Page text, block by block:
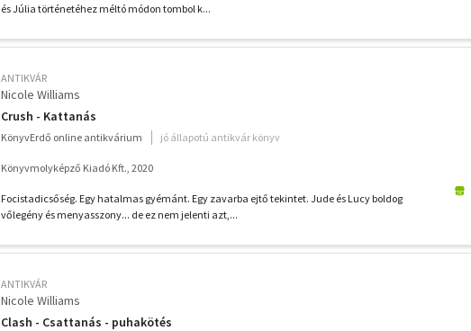
és Júlia történetéhez méltó módon tombol k...
ANTIKVÁR
Nicole Williams
Crush - Kattanás
KönyvErdő online antikvárium jó állapotú antikvár könyv
Könyvmolyképző Kiadó Kft., 2020
Focistadicsőség. Egy hatalmas gyémánt. Egy zavarba ejtő tekintet. Jude és Lucy boldog
vőlegény és menyasszony... de ez nem jelenti azt,...
ANTIKVÁR
Nicole Williams
Clash - Csattanás - puhakötés